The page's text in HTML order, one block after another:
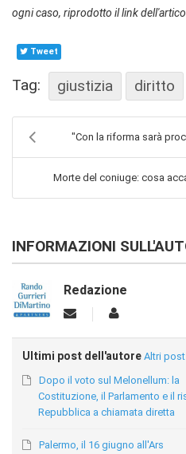
ogni caso, riprodotto il link
Tweet
Tag: giustizia diritto
"Con la riforma sarà
Morte del coniuge: cosa
INFORMAZIONI
Redazione
Ultimi post dell'autore Altri
Dopo il voto sul Melonellum: la
Costituzione, il Parlamento e il
Repubblica a chiamata diretta
Palermo, il 16 giugno all'Ars